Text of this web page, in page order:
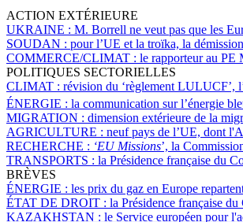
ACTION EXTÉRIEURE
UKRAINE : M. Borrell ne veut pas que les
SOUDAN : pour l’UE et la troïka, la
COMMERCE/CLIMAT : le rapporteur au PE
POLITIQUES SECTORIELLES
CLIMAT : révision du ‘règlement LULUCF’,
ÉNERGIE : la communication sur l’énergie
MIGRATION : dimension extérieure de la
AGRICULTURE : neuf pays de l’UE, dont
RECHERCHE : ‘EU Missions’, la
TRANSPORTS : la Présidence française du
BRÈVES
ÉNERGIE : les prix du gaz en Europe
ÉTAT DE DROIT : la Présidence française
KAZAKHSTAN : le Service européen pour